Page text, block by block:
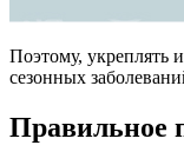
Поэтому, укреплять
сезонных
Правильное